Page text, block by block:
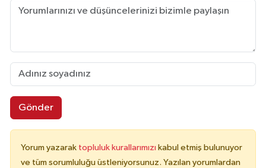
Gönder
Yorum yazarak topluluk kurallarımızı kabul etmiş bulunuyor
ve tüm sorumluluğu üstleniyorsunuz. Yazılan yorumlardan